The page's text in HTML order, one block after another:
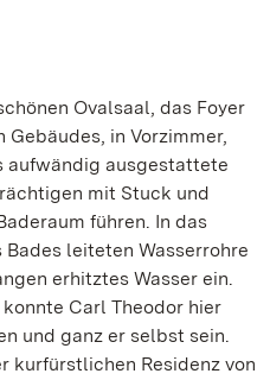
Ovalsaal, das Foyer
in Vorzimmer,
aufwändig ausgestattete
mit Stuck und
führen. In das
leiteten Wasserrohre
erhitztes Wasser ein.
Carl Theodor hier
und ganz er selbst sein.
kurfürstlichen Residenz von